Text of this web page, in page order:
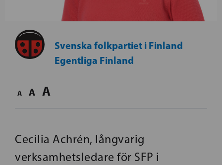
Svenska folkpartiet i Finland
Egentliga Finland
A A A
Cecilia Achrén, långvarig
verksamhetsledare för SFP i